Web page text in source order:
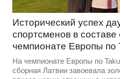
Исторический успех
спортсменов в
чемпионате Европы по
На чемпионате Европы по
сборная Латвии завоевала